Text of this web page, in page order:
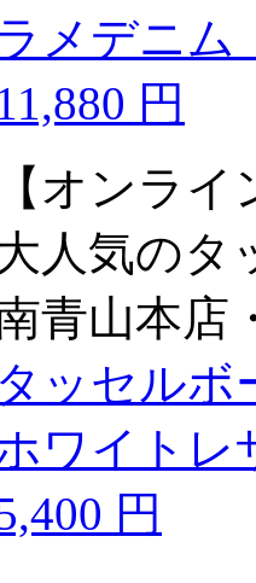
ラメデニ
円
【オンラ
人気のタ
青山本店
タッセルボ
ワイトレ
円